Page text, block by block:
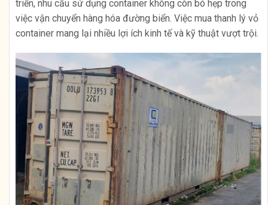
triển, nhu cầu sử dụng container không còn bó hẹp trong
việc vận chuyển hàng hóa đường biển. Việc mua thanh lý vỏ
container mang lại nhiều lợi ích kinh tế và kỹ thuật vượt trội.